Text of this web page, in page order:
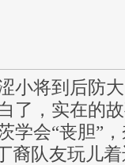
小将到后防
了，实在的
学会“丧胆”
裔队友玩儿